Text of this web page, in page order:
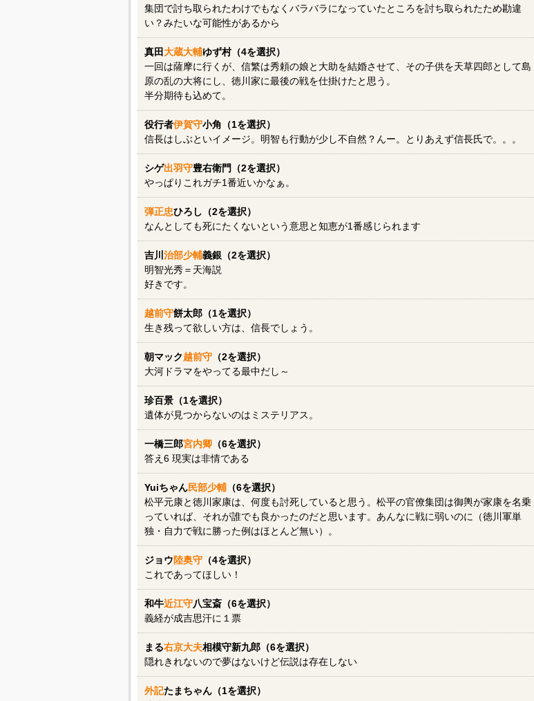
集団で討ち取られたわけでもなくバラバラになっていたところを討ち取られたため勘違
い？みたいな可能性があるから
真田 大蔵大輔ゆず村（4を選択）
一回は薩摩に行くが、信繁は秀頼の娘と大助を結婚させて、その子供を天草四郎として島
原の乱の大将にし、徳川家に最後の戦を仕掛けたと思う。
半分期待も込めて。
役行者伊賀守小角（1を選択）
信長はしぶといイメージ。明智も行動が少し不自然？んー。とりあえず信長氏で。。。
シゲ出羽守豊右衛門（2を選択）
やっぱりこれガチ1番近いかなぁ。
弾正忠ひろし（2を選択）
なんとしても死にたくないという意思と知恵が1番感じられます
吉川 治部少輔義銀（2を選択）
明智光秀＝天海説
好きです。
越前守餅太郎（1を選択）
生き残って欲しい方は、信長でしょう。
朝マック越前守（2を選択）
大河ドラマをやってる最中だし～
珍百景（1を選択）
遺体が見つからないのはミステリアス。
一橋三郎宮内卿（6を選択）
答え6 現実は非情である
Yuiちゃん民部少輔（6を選択）
松平元康と徳川家康は、何度も討死していると思う。松平の官僚集団は御輿が家康を名乗
っていれば、それが誰でも良かったのだと思います。あんなに戦に弱いのに（徳川軍単
独・自力で戦に勝った例はほとんど無い）。
ジョウ陸奥守（4を選択）
これであってほしい！
和牛近江守八宝斎（6を選択）
義経が成吉思汗に１票
まる右京大夫相模守新九郎（6を選択）
隠れきれないので夢はないけど伝説は存在しない
外記たまちゃん（1を選択）